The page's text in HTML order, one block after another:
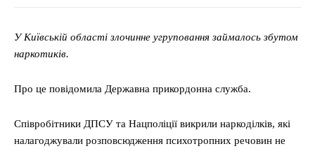
У Київській області злочинне угруповання займалось збутом
наркотиків.
Про це повідомила Державна прикордонна служба.
Співробітники ДПСУ та Нацполіції викрили наркоділків, які
налагоджували розповсюдження психотропних речовин не